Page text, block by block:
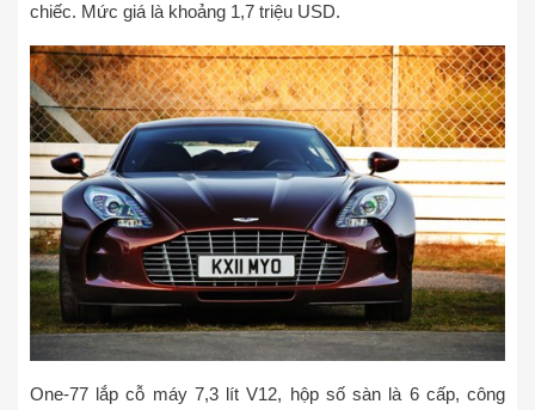
chiếc. Mức giá là khoảng 1,7 triệu USD.
One-77 lắp cỗ máy 7,3 lít V12, hộp số sàn là 6 cấp, công